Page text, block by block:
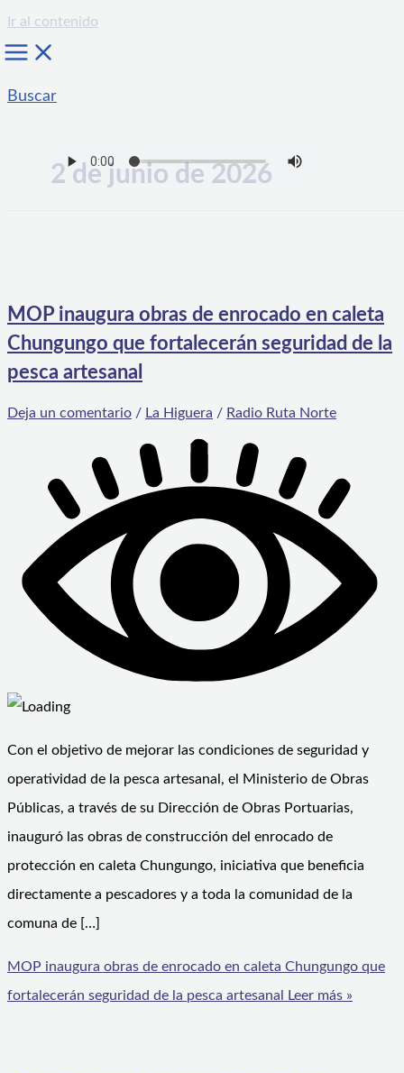
Ir al contenido
Buscar
2 de junio de 2026
MOP inaugura obras de enrocado en caleta
Chungungo que fortalecerán seguridad de la
pesca artesanal
Deja un comentario / La Higuera / Radio Ruta Norte
Con el objetivo de mejorar las condiciones de seguridad y
operatividad de la pesca artesanal, el Ministerio de Obras
Públicas, a través de su Dirección de Obras Portuarias,
inauguró las obras de construcción del enrocado de
protección en caleta Chungungo, iniciativa que beneficia
directamente a pescadores y a toda la comunidad de la
comuna de […]
MOP inaugura obras de enrocado en caleta Chungungo que
fortalecerán seguridad de la pesca artesanal
Leer más »